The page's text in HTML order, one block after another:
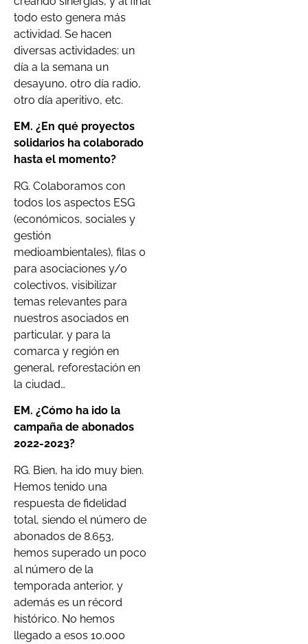
todo esto genera más
actividad. Se hacen
diversas actividades: un
día a la semana un
desayuno, otro día radio,
otro día aperitivo, etc.
EM. ¿En qué proyectos
solidarios ha colaborado
hasta el momento?
RG. Colaboramos con
todos los aspectos ESG
(económicos, sociales y
gestión
medioambientales), filas 0
para asociaciones y/o
colectivos, visibilizar
temas relevantes para
nuestros asociados en
particular, y para la
comarca y región en
general, reforestación en
la ciudad…
EM. ¿Cómo ha ido la
campaña de abonados
2022-2023?
RG. Bien, ha ido muy bien.
Hemos tenido una
respuesta de fidelidad
total, siendo el número de
abonados de 8.653,
hemos superado un poco
al número de la
temporada anterior, y
además es un récord
histórico. No hemos
llegado a esos 10.000